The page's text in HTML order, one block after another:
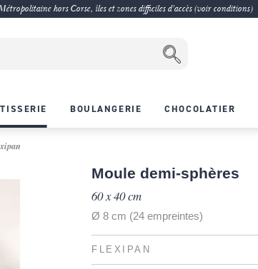
hors Corse, îles et zones difficiles d'accès (voir conditions)
BOULANGERIE CHOCOLATIER
Moule demi-sphères
60 x 40 cm
Ø 8 cm (24 empreintes)
FLEXIPAN